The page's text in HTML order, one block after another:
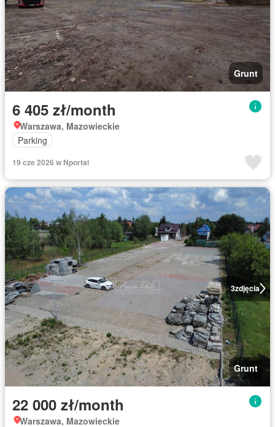
Grunt
6 405 zł/month
Warszawa, Mazowieckie
Parking
19 cze 2026 w Nportal
3zdjęcia
Grunt
22 000 zł/month
Warszawa, Mazowieckie